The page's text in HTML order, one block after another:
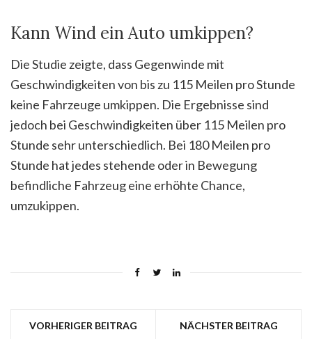
Kann Wind ein Auto umkippen?
Die Studie zeigte, dass Gegenwinde mit
Geschwindigkeiten von bis zu 115 Meilen pro Stunde
keine Fahrzeuge umkippen. Die Ergebnisse sind
jedoch bei Geschwindigkeiten über 115 Meilen pro
Stunde sehr unterschiedlich. Bei 180 Meilen pro
Stunde hat jedes stehende oder in Bewegung
befindliche Fahrzeug eine erhöhte Chance,
umzukippen.
VORHERIGER BEITRAG NÄCHSTER BEITRAG